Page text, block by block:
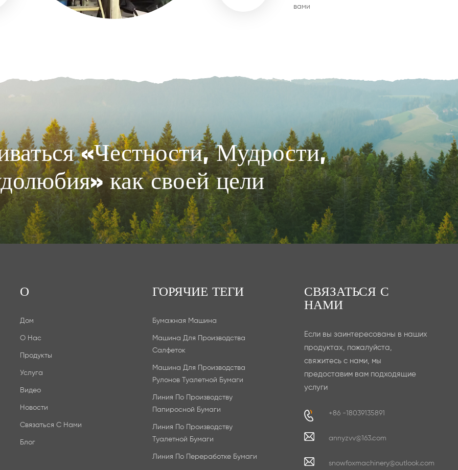
вами
«Честности, Мудрости,
как своей цели
О
Дом
О Нас
Продукты
Услуга
Видео
Новости
Связаться С Нами
Блог
ГОРЯЧИЕ ТЕГИ
Бумажная Машина
Машина Для Производства
Салфеток
Машина Для Производства
Рулонов Туалетной Бумаги
Линия По Производству
Папиросной Бумаги
Линия По Производству
Туалетной Бумаги
Линия По Переработке Бумаги
СВЯЗАТЬСЯ С
НАМИ
Если вы заинтересованы в наших
продуктах, пожалуйста,
свяжитесь с нами, мы
предоставим вам подходящие
услуги
+86 -18039135891
annyzvv@163.com
snowfoxmachinery@outlook.com